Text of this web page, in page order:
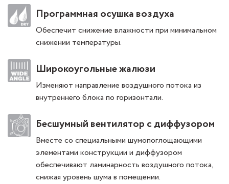
Программная осушка воздуха
Обеспечит снижение влажности при минимальном
снижении температуры.
Широкоугольные жалюзи
Изменяют направление воздушного потока из
внутреннего блока по горизонтали.
Бесшумный вентилятор с диффузором
Вместе со специальными шумопоглощающими
элементами конструкции и диффузором
обеспечивают ламинарность воздушного потока,
снижая уровень шума в помещении.